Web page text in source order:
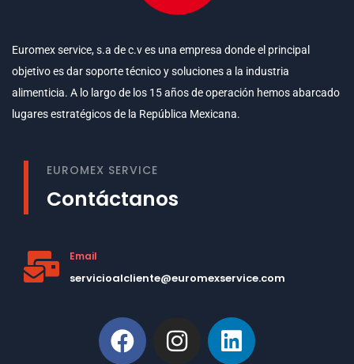
Euromex service, s.a de c.v es una empresa donde el principal
objetivo es dar soporte técnico y soluciones a la industria
alimenticia. A lo largo de los 15 años de operación hemos abarcado
lugares estratégicos de la República Mexicana.
EUROMEX SERVICE
Contáctanos
Email
servicioalcliente@euromexservice.com